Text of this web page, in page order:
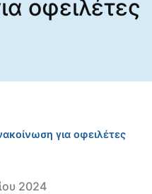
οφειλέτες
για οφειλέτες
2024